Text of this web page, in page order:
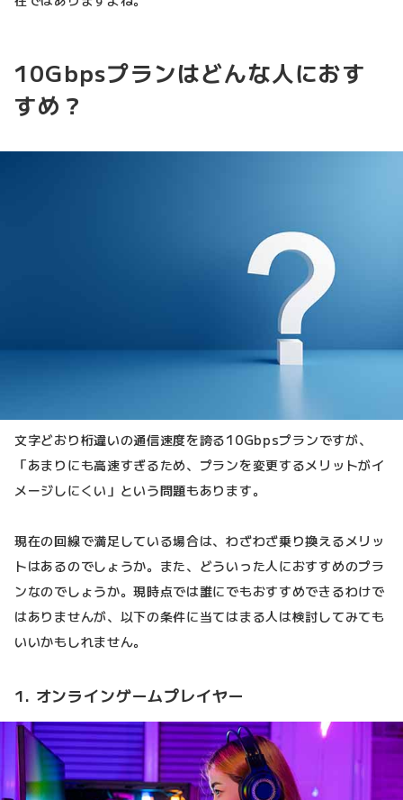
10Gbpsプランはどんな人におす
すめ？
文字どおり桁違いの通信速度を誇る10Gbpsプランですが、
「あまりにも高速すぎるため、プランを変更するメリットがイ
メージしにくい」という問題もあります。
現在の回線で満足している場合は、わざわざ乗り換えるメリッ
トはあるのでしょうか。また、どういった人におすすめのプラ
ンなのでしょうか。現時点では誰にでもおすすめできるわけで
はありませんが、以下の条件に当てはまる人は検討してみても
いいかもしれません。
1. オンラインゲームプレイヤー